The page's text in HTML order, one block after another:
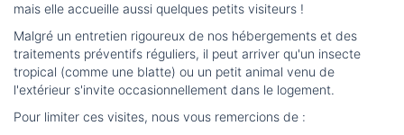
mais elle accueille aussi quelques petits visiteurs !
Malgré un entretien rigoureux de nos hébergements et des
traitements préventifs réguliers, il peut arriver qu'un insecte
tropical (comme une blatte) ou un petit animal venu de
l'extérieur s'invite occasionnellement dans le logement.
Pour limiter ces visites, nous vous remercions de :